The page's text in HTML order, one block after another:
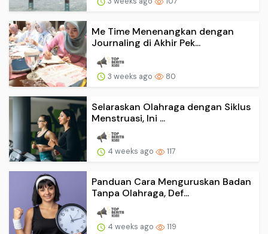
Me Time Menenangkan dengan
Journaling di Akhir Pek...
3 weeks ago 80
Selaraskan Olahraga dengan Siklus
Menstruasi, Ini ...
4 weeks ago 117
Panduan Cara Menguruskan Badan
Tanpa Olahraga, Def...
4 weeks ago 119